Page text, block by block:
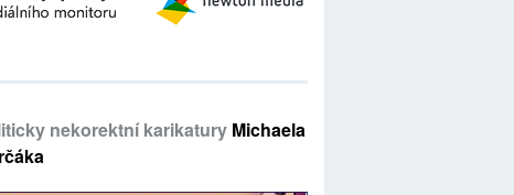
nekorektní karikatury Michaela